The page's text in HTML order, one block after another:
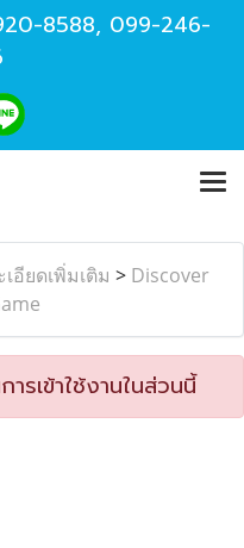
8588, 099-246-
อียดเพิ่มเติม > Discover
รเข้าใช้งานในส่วนนี้